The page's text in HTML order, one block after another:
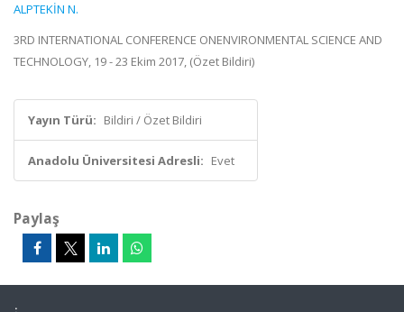
ALPTEKİN N.
3RD INTERNATIONAL CONFERENCE ONENVIRONMENTAL SCIENCE AND
TECHNOLOGY, 19 - 23 Ekim 2017, (Özet Bildiri)
Yayın Türü: Bildiri / Özet Bildiri
Anadolu Üniversitesi Adresli: Evet
Paylaş